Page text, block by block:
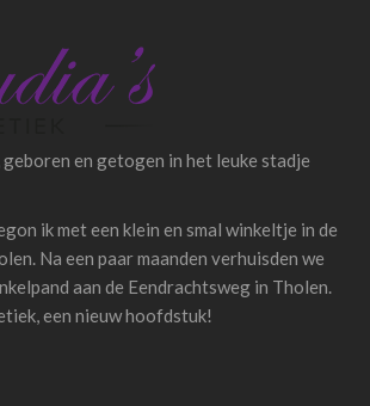
geboren en getogen in het leuke stadje
ik met een klein en smal winkeltje in de
Na een paar maanden verhuisden we
aan de Eendrachtsweg in Tholen.
een nieuw hoofdstuk!